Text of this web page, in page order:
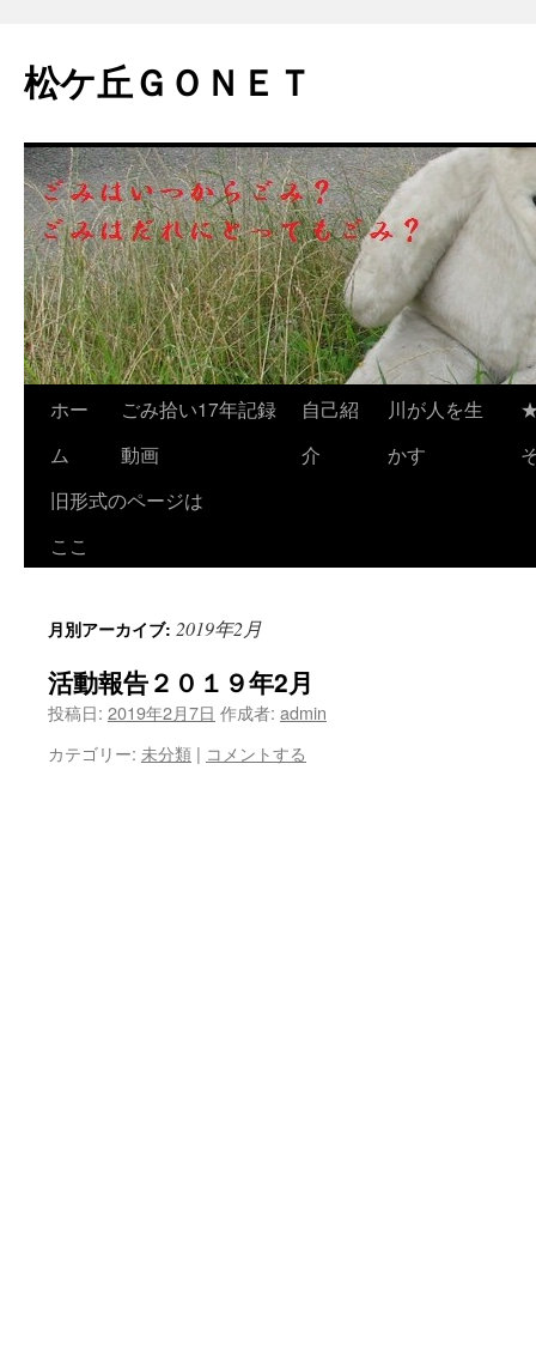
松ケ丘ＧＯＮＥＴ
へ
ス
キ
ホー
ム
ごみ拾い17年記録
動画
自己紹
介
川が人を生
かす
旧形式のページは
ここ
月別アーカイブ: 2019年2月
活動報告２０１９年2月
投稿日: 2019年2月7日 作成者: admin
カテゴリー: 未分類 | コメントする